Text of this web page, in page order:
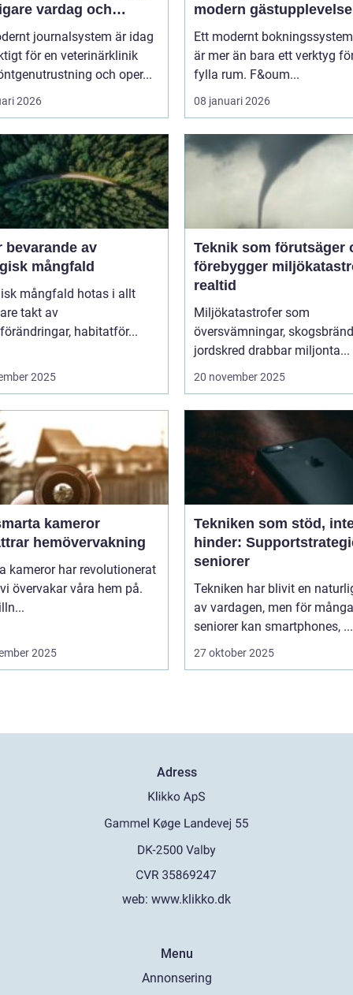
vardag och
vård
journalsystem är idag
för en veterinärklinik
och oper...
2026
modern gästupplevelse
Ett modernt
är mer än bara ett verktyg
fylla rum. F&oum...
08 januari 2026
bevarande av
mångfald
mångfald hotas i allt
takt av
habitatför...
2025
Teknik som förutsäger
förebygger
realtid
Miljökatastrofer som
översvämningar,
jordskred drabbar miljonta...
20 november 2025
kameror
hemövervakning
kameror har revolutionerat
övervakar våra hem på.
2025
Tekniken som stöd,
hinder:
seniorer
Tekniken har blivit en
av vardagen, men för många
seniorer kan smartphones, ...
27 oktober 2025
Adress
web: www.klikko.dk
Menu
Annonsering